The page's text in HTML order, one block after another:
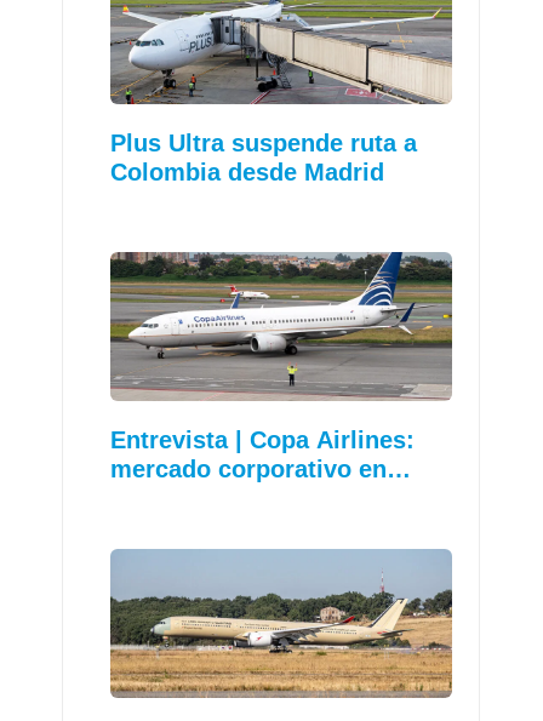
Plus Ultra suspende ruta a
Colombia desde Madrid
Entrevista | Copa Airlines:
mercado corporativo en…